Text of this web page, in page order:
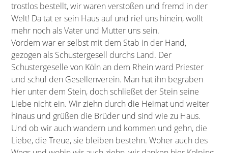
trostlos bestellt, wir waren verstoßen und fremd in der
Welt! Da tat er sein Haus auf und rief uns hinein, wollt
mehr noch als Vater und Mutter uns sein.
Vordem war er selbst mit dem Stab in der Hand,
gezogen als Schustergesell durchs Land. Der
Schustergeselle von Köln an dem Rhein ward Priester
und schuf den Gesellenverein. Man hat ihn begraben
hier unter dem Stein, doch schließet der Stein seine
Liebe nicht ein. Wir ziehn durch die Heimat und weiter
hinaus und grüßen die Brüder und sind wie zu Haus.
Und ob wir auch wandern und kommen und gehn, die
Liebe, die Treue, sie bleiben bestehn. Woher auch des